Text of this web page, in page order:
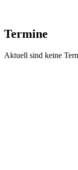
Termine
Aktuell sind keine